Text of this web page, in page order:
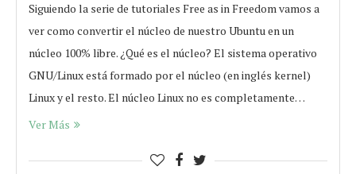
Siguiendo la serie de tutoriales Free as in Freedom vamos a
ver como convertir el núcleo de nuestro Ubuntu en un
núcleo 100% libre. ¿Qué es el núcleo? El sistema operativo
GNU/Linux está formado por el núcleo (en inglés kernel)
Linux y el resto. El núcleo Linux no es completamente…
Ver Más